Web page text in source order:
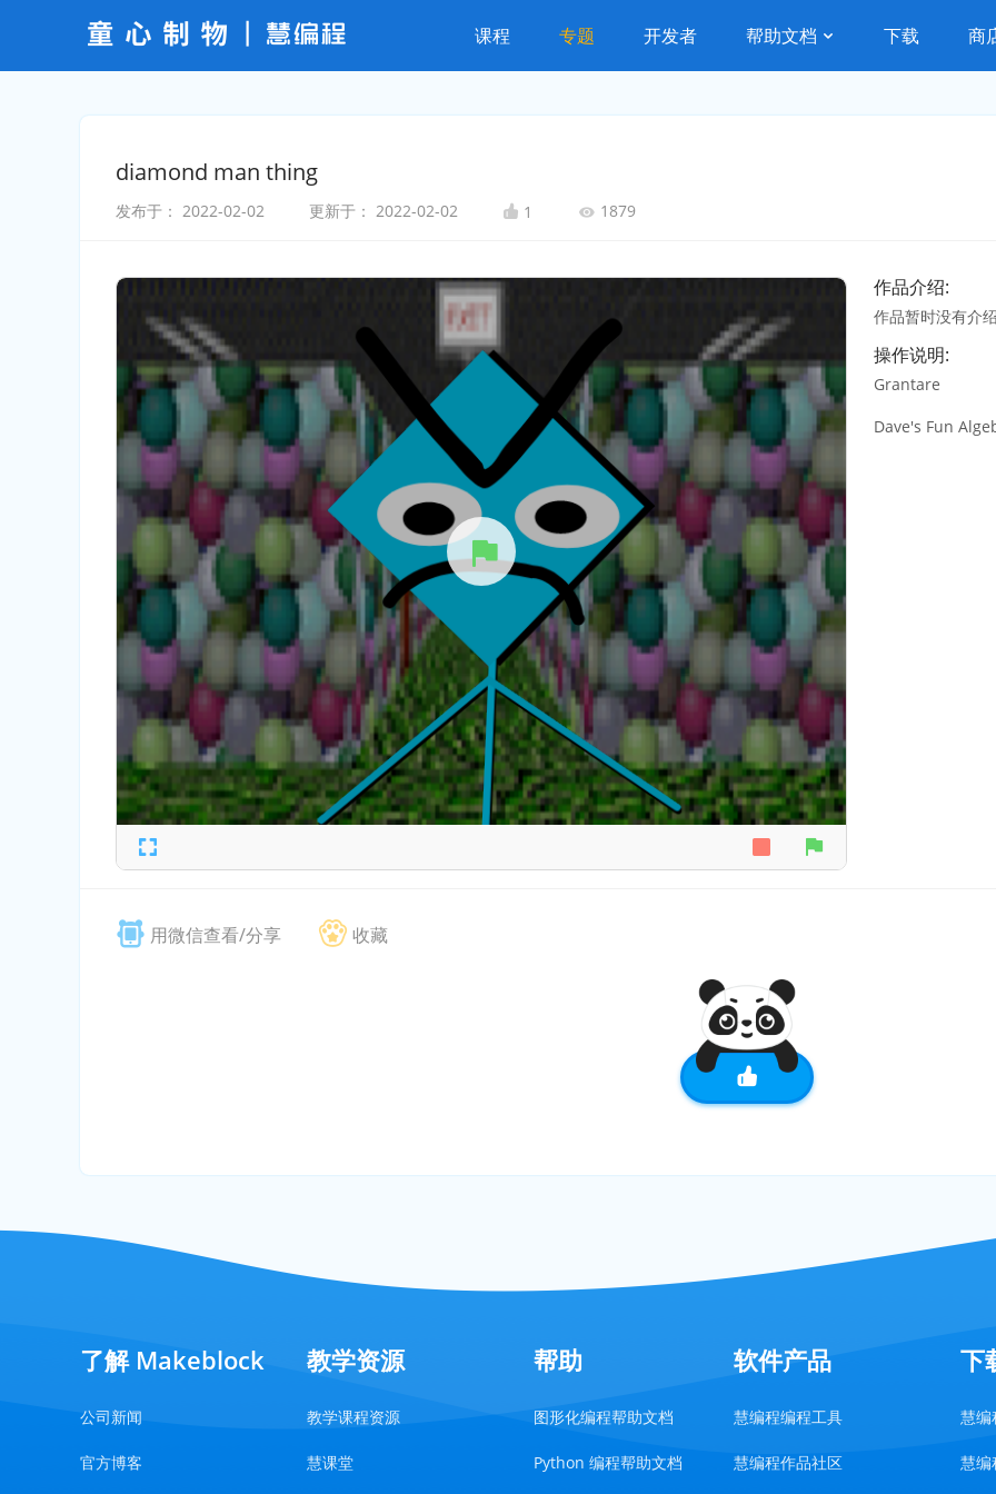
课程 专题 开发者 帮助文档 下载 商
diamond man thing
发布于： 2022-02-02 更新于： 2022-02-02 1 1879
作品介绍:
作品暂时没有介
操作说明:
Grantare
Dave's Fun
用微信查看/分享 收藏
了解 Makeblock
公司新闻
官方博客
教学资源
教学课程资源
慧课堂
帮助
图形化编程帮助文档
Python 编程帮助文档
软件产品
慧编程编程工具
慧编程作品社区
下
慧
慧